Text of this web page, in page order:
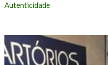
Autenticidade